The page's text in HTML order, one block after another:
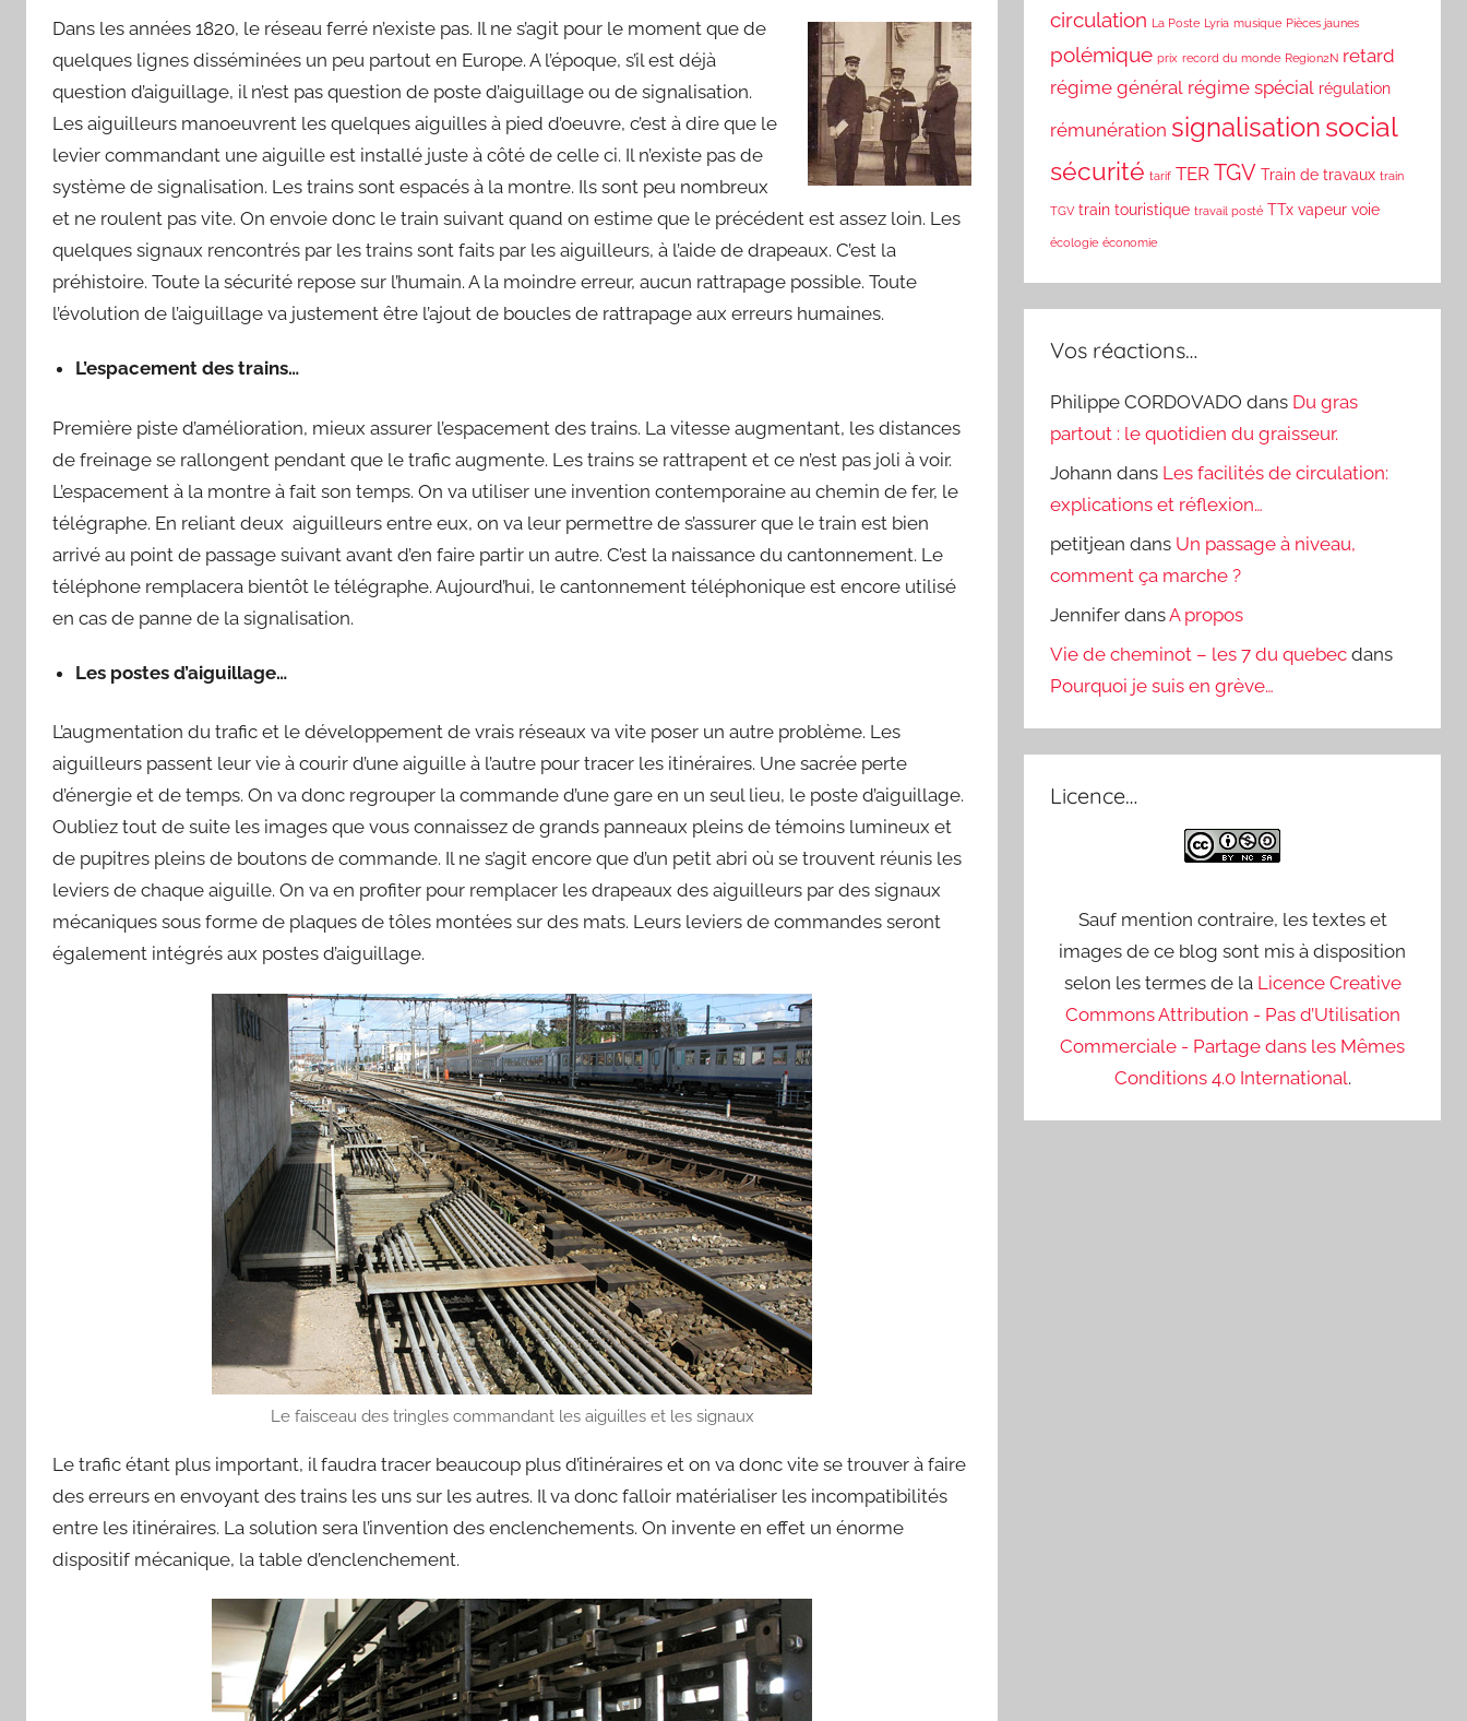
o
r
d
Dans les années 1820, le réseau ferré n’existe pas. Il ne s’agit pour le moment que de
quelques lignes disséminées un peu partout en Europe. A l’époque, s’il est déjà
question d’aiguillage, il n’est pas question de poste d’aiguillage ou de signalisation.
Les aiguilleurs manoeuvrent les quelques aiguilles à pied d’oeuvre, c’est à dire que le
levier commandant une aiguille est installé juste à côté de celle ci. Il n’existe pas de
système de signalisation. Les trains sont espacés à la montre. Ils sont peu nombreux
et ne roulent pas vite. On envoie donc le train suivant quand on estime que le précédent est assez loin. Les
quelques signaux rencontrés par les trains sont faits par les aiguilleurs, à l’aide de drapeaux. C’est la
préhistoire. Toute la sécurité repose sur l’humain. A la moindre erreur, aucun rattrapage possible. Toute
l’évolution de l’aiguillage va justement être l’ajout de boucles de rattrapage aux erreurs humaines.
L’espacement des trains…
Première piste d’amélioration, mieux assurer l’espacement des trains. La vitesse augmentant, les distances
de freinage se rallongent pendant que le trafic augmente. Les trains se rattrapent et ce n’est pas joli à voir.
L’espacement à la montre à fait son temps. On va utiliser une invention contemporaine au chemin de fer, le
télégraphe. En reliant deux aiguilleurs entre eux, on va leur permettre de s’assurer que le train est bien
arrivé au point de passage suivant avant d’en faire partir un autre. C’est la naissance du cantonnement. Le
téléphone remplacera bientôt le télégraphe. Aujourd’hui, le cantonnement téléphonique est encore utilisé
en cas de panne de la signalisation.
Les postes d’aiguillage…
L’augmentation du trafic et le développement de vrais réseaux va vite poser un autre problème. Les
aiguilleurs passent leur vie à courir d’une aiguille à l’autre pour tracer les itinéraires. Une sacrée perte
d’énergie et de temps. On va donc regrouper la commande d’une gare en un seul lieu, le poste d’aiguillage.
Oubliez tout de suite les images que vous connaissez de grands panneaux pleins de témoins lumineux et
de pupitres pleins de boutons de commande. Il ne s’agit encore que d’un petit abri où se trouvent réunis les
leviers de chaque aiguille. On va en profiter pour remplacer les drapeaux des aiguilleurs par des signaux
mécaniques sous forme de plaques de tôles montées sur des mats. Leurs leviers de commandes seront
également intégrés aux postes d’aiguillage.
Le faisceau des tringles commandant les aiguilles et les signaux
Le trafic étant plus important, il faudra tracer beaucoup plus d’itinéraires et on va donc vite se trouver à faire
des erreurs en envoyant des trains les uns sur les autres. Il va donc falloir matérialiser les incompatibilités
entre les itinéraires. La solution sera l’invention des enclenchements. On invente en effet un énorme
dispositif mécanique, la table d’enclenchement.
circulation La Poste Lyria musique Pièces jaunes
polémique prix record du monde Region2N retard
régime général régime spécial régulation
rémunération signalisation social
sécurité tarif TER TGV Train de travaux train
TGV train touristique travail posté TTx vapeur voie
écologie économie
Vos réactions…
Philippe CORDOVADO dans Du gras
partout : le quotidien du graisseur.
Johann dans Les facilités de circulation:
explications et réflexion…
petitjean dans Un passage à niveau,
comment ça marche ?
Jennifer dansA propos
Vie de cheminot – les 7 du quebec dans
Pourquoi je suis en grève…
Licence…
Sauf mention contraire, les textes et
images de ce blog sont mis à disposition
selon les termes de la Licence Creative
Commons Attribution - Pas d’Utilisation
Commerciale - Partage dans les Mêmes
Conditions 4.0 International.